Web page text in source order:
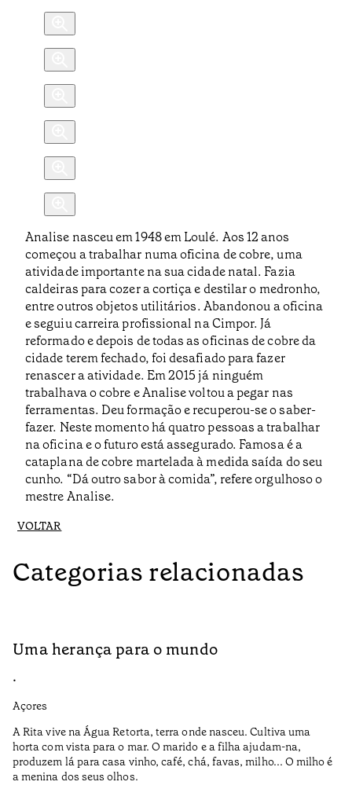
Analise nasceu em 1948 em Loulé. Aos 12 anos
começou a trabalhar numa oficina de cobre, uma
atividade importante na sua cidade natal. Fazia
caldeiras para cozer a cortiça e destilar o medronho,
entre outros objetos utilitários. Abandonou a oficina
e seguiu carreira profissional na Cimpor. Já
reformado e depois de todas as oficinas de cobre da
cidade terem fechado, foi desafiado para fazer
renascer a atividade. Em 2015 já ninguém
trabalhava o cobre e Analise voltou a pegar nas
ferramentas. Deu formação e recuperou-se o saber-
fazer. Neste momento há quatro pessoas a trabalhar
na oficina e o futuro está assegurado. Famosa é a
cataplana de cobre martelada à medida saída do seu
cunho. “Dá outro sabor à comida”, refere orgulhoso o
mestre Analise.
VOLTAR
Categorias relacionadas
Uma herança para o mundo
•
Açores
A Rita vive na Água Retorta, terra onde nasceu. Cultiva uma
horta com vista para o mar. O marido e a filha ajudam-na,
produzem lá para casa vinho, café, chá, favas, milho... O milho é
a menina dos seus olhos.